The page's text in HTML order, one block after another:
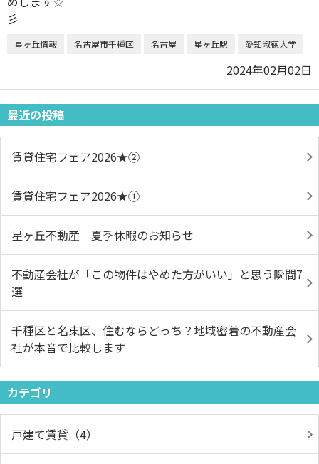
星ヶ丘情報 名古屋市千種区 名古屋 星ヶ丘駅 愛知淑徳大学
2024年02月02日
最近の投稿
賃貸住宅フェア2026★➁
賃貸住宅フェア2026★①
星ヶ丘不動産 夏季休暇のお知らせ
不動産会社が「この物件はやめた方がいい」と思う瞬間7
選
千種区と名東区、住むならどっち？地域密着の不動産会
社が本音で比較します
カテゴリ
戸建て賃貸（4）